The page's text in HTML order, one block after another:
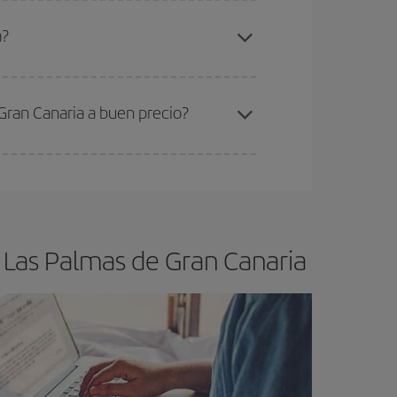
Las Palmas de Gran Canaria-dest
Canaria a buen precio?
Palmas de Gran Canaria